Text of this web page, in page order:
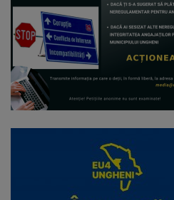
Galerii
foto
Administrație
Primărie
Primar
Viceprimari